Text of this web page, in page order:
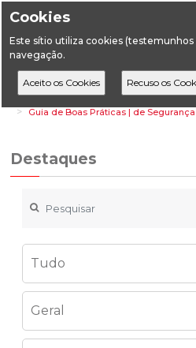
Cookies
Este sítio utiliza cookies (testemunhos
navegação.
HomeDestaques
Geologia
Guia de Boas Práticas | de
Destaques
Tudo
Geral